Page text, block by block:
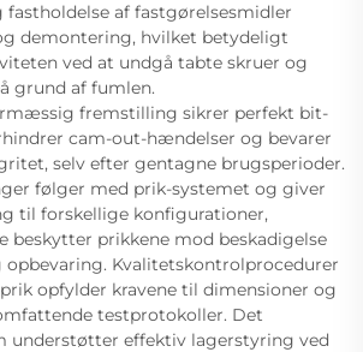
fastholdelse af fastgørelsesmidler
demontering, hvilket betydeligt
ved at undgå tabte skruer og
grund af fumlen.
fremstilling sikrer perfekt bit-
cam-out-hændelser og bevarer
selv efter gentagne brugsperioder.
følger med prik-systemet og giver
til forskellige konfigurationer,
beskytter prikkene mod beskadigelse
Kvalitetskontrolprocedurer
opfylder kravene til dimensioner og
testprotokoller. Det
understøtter effektiv lagerstyring ved